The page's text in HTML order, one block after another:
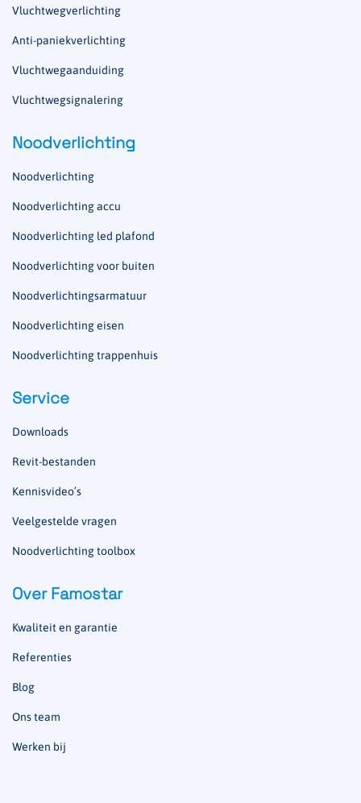
Vluchtwegverlichting
Anti-paniekverlichting
Vluchtwegaanduiding
Vluchtwegsignalering
Noodverlichting
Noodverlichting
Noodverlichting accu
Noodverlichting led plafond
Noodverlichting voor buiten
Noodverlichtingsarmatuur
Noodverlichting eisen
Noodverlichting trappenhuis
Service
Downloads
Revit-bestanden
Kennisvideo’s
Veelgestelde vragen
Noodverlichting toolbox
Over Famostar
Kwaliteit en garantie
Referenties
Blog
Ons team
Werken bij